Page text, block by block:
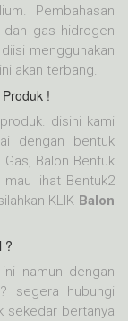
Pembahasan
gas hidrogen
menggunakan
akan terbang.
!
disini kami
dengan bentuk
Balon Bentuk
mau lihat Bentuk2
KLIK Balon
?
namun dengan
segera hubungi
sekedar bertanya